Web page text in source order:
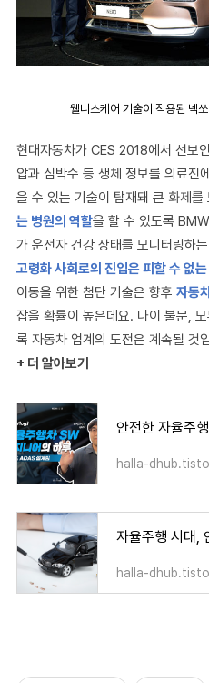
웰니스케어 기술이 적용된 넥
현대자동차가 CES 2018에서 선보
압과 심박수 등 생체 정보를 의료진
을 수 있는 기술이 탑재돼 큰 화제를
는 병원의 역할을 할 수 있도록
가 운전자 건강 상태를 모니터링하
고령화 사회로의 진입은 피할 수 없
이동을 위한 첨단 기술은 향후 자동
잡을 확률이 높은데요. 나이 불문,
록 자동차 업계의 도전은 계속될 것
+ 더 알아보기
halla-
halla-